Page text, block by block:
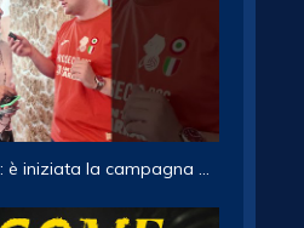
Pantere DOC 26/27: è iniziata la campagna abbonamenti!